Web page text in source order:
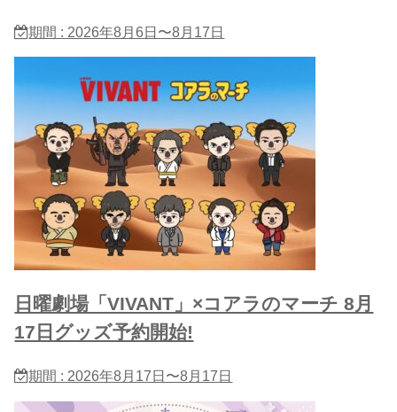
期間 : 2026年8月6日〜8月17日
日曜劇場「VIVANT」×コアラのマーチ 8月
17日グッズ予約開始!
期間 : 2026年8月17日〜8月17日